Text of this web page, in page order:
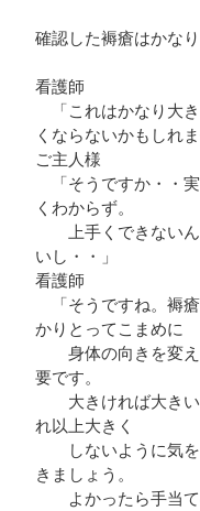
確認した褥瘡はかな
看護師
「これはかなり大
くならないかもしれま
ご主人様
「そうですか・・
くわからず。
上手くできないん
いし・・」
看護師
「そうですね。褥
かりとってこまめに
身体の向きを変え
要です。
大きければ大きい
れ以上大きく
しないように気を
きましょう。
よかったら手当て